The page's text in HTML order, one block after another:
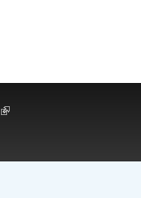
(le lien est externe)